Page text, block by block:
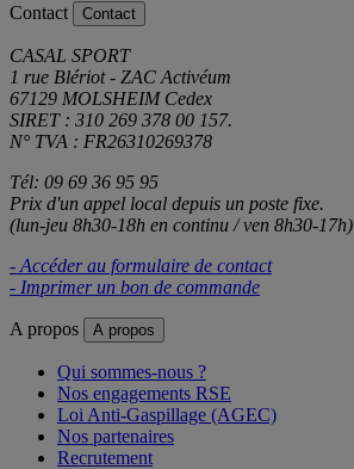
Contact Contact
CASAL SPORT
1 rue Blériot - ZAC Activéum
67129 MOLSHEIM Cedex
SIRET : 310 269 378 00 157.
N° TVA : FR26310269378
Tél: 09 69 36 95 95
Prix d'un appel local depuis un poste fixe.
(lun-jeu 8h30-18h en continu / ven 8h30-17h)
- Accéder au formulaire de contact
- Imprimer un bon de commande
A propos A propos
Qui sommes-nous ?
Nos engagements RSE
Loi Anti-Gaspillage (AGEC)
Nos partenaires
Recrutement